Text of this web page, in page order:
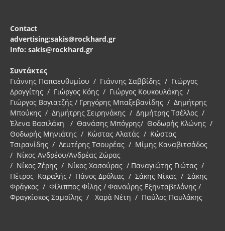
Contact
advertising:sakis@rockhard.gr
Info: sakis@rockhard.gr
Συντάκτες
Γιάννης Παπαευθυμίου / Γιάννης Σαββίδης / Γιώργος
Δρογγίτης / Γιώργος Κόης / Γιώργος Κουκουλάκης /
Γιώργος Βογιατζής / Γρηγόρης Μπαξεβανίδης / Δημήτρης
Μπούκης / Δημήτρης Σειρηνάκης / Δημήτρης Τσέλλος /
Έλενα Βασιλάκη / Θανάσης Μπόγρης/ Θοδωρής Κλώνης /
Θοδωρής Μηνιάτης / Κώστας Αλατάς / Κώστας
Τσιρανίδης / Λευτέρης Τσουρέας / Μίμης Καναβιτσάδος
/ Νίκος Ανδρέου/Ανδρέας Ζώρας
/ Νίκος Ζέρης / Νίκος Χασούρας / Παναγιώτης Γιώτας /
Πέτρος Καραλής / Πάνος Δρόλιας / Σάκης Νίκας / Σάκης
Φράγκος / Φίλιππος Φίλης / Φανούρης Εξηνταβελόνης /
Φραγκίσκος Σαμοΐλης / Χαρά Νέτη / Παύλος Παυλάκης